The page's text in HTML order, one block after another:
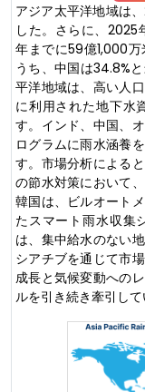
アジア太平洋地域は
した。さらに、
年までに59億1,000
うち、中国は34.8%
平洋地域は、高い人
に利用された地下水
す。インド、中国、
ログラムに雨水涵養
す。市場分析による
の節水対策において
韓国は、ビルオート
たスマート雨水収集
は、集中給水のない
シアチブを通じて市
成長と気候変動への
ルを引き続き牽引して